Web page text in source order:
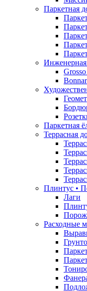
Паркетная
Инженерная
Паркетная
Террасная
Плинтус •
Лаги
Расходные